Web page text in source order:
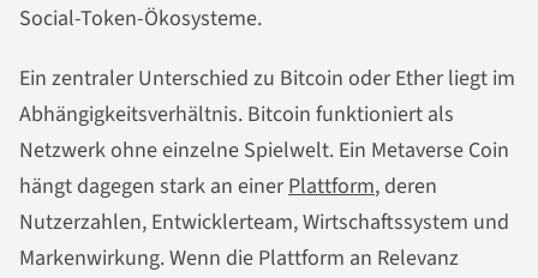
Social-Token-Ökosysteme.
Ein zentraler Unterschied zu Bitcoin oder Ether liegt im
Abhängigkeitsverhältnis. Bitcoin funktioniert als
Netzwerk ohne einzelne Spielwelt. Ein Metaverse Coin
hängt dagegen stark an einerPlattform, deren
Nutzerzahlen, Entwicklerteam, Wirtschaftssystem und
Markenwirkung. Wenn die Plattform an Relevanz